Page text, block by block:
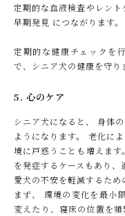
定期的な血液検査やレン
早期発見 につながります。
定期的な健康チェックを
で、シニア犬の健康を守り
5. 心のケア
シニア犬になると、 身体
ようになります。 老化に
境に戸惑うことも増えます
を発症するケースもあり、
愛犬の不安を軽減するため
まず、 環境の変化を最小
変えたり、寝床の位置を